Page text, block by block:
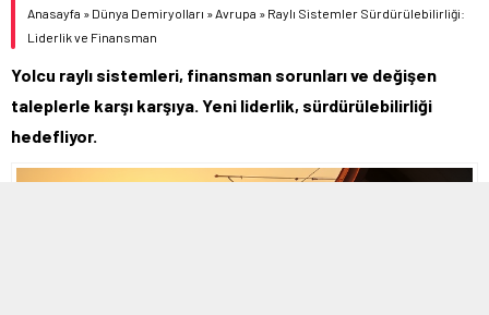
Anasayfa » Dünya Demiryolları »Avrupa » Raylı Sistemler Sürdürülebilirliği:
Liderlik ve Finansman
Yolcu raylı sistemleri, finansman sorunları ve değişen
taleplerle karşı karşıya. Yeni liderlik, sürdürülebilirliği
hedefliyor.